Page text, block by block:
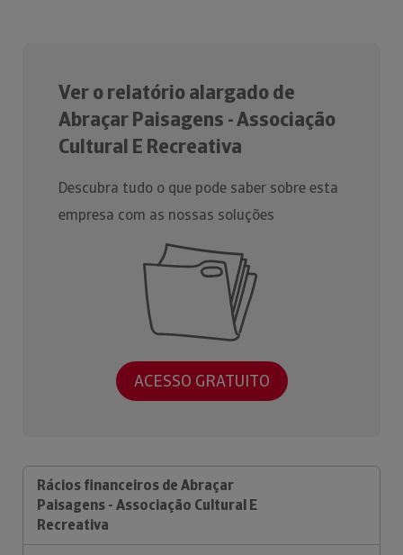
Ver o relatório alargado de
Abraçar Paisagens - Associação
Cultural E Recreativa
Descubra tudo o que pode saber sobre esta
empresa com as nossas soluções
ACESSO GRATUITO
Rácios financeiros de Abraçar
Paisagens - Associação Cultural E
Recreativa